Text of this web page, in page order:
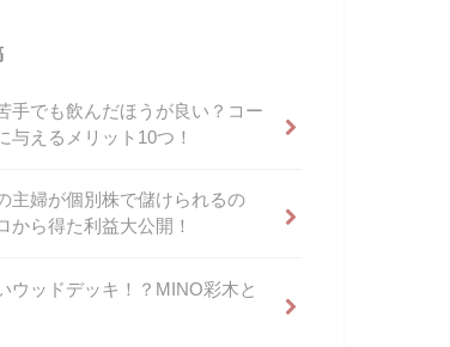
手でも飲んだほうが良い？コー
与えるメリット10つ！
主婦が個別株で儲けられるの
から得た利益大公開！
ウッドデッキ！？MINO彩木と